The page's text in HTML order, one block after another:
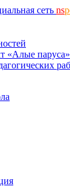
сеть ns
«Алые паруса»